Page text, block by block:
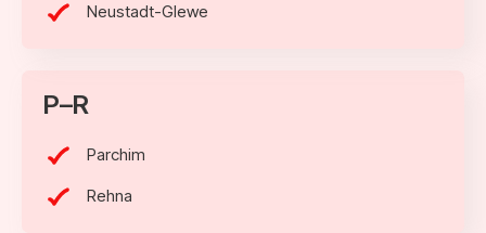
Neustadt-Glewe
P–R
Parchim
Rehna